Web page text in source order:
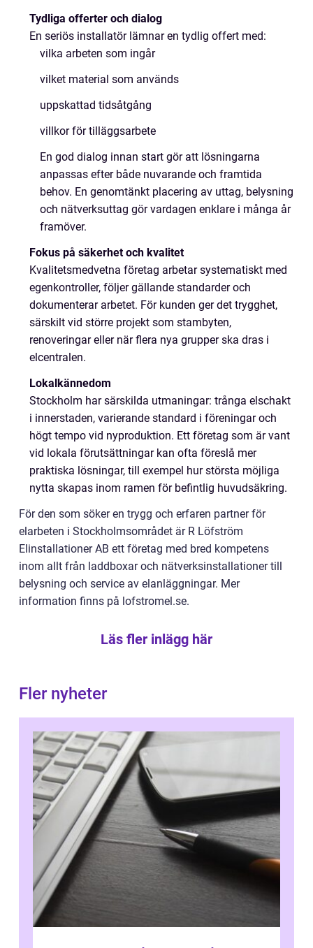
Tydliga offerter och dialog
En seriös installatör lämnar en tydlig offert med:
vilka arbeten som ingår
vilket material som används
uppskattad tidsåtgång
villkor för tilläggsarbete
En god dialog innan start gör att lösningarna
anpassas efter både nuvarande och framtida
behov. En genomtänkt placering av uttag, belysning
och nätverksuttag gör vardagen enklare i många år
framöver.
Fokus på säkerhet och kvalitet
Kvalitetsmedvetna företag arbetar systematiskt med
egenkontroller, följer gällande standarder och
dokumenterar arbetet. För kunden ger det trygghet,
särskilt vid större projekt som stambyten,
renoveringar eller när flera nya grupper ska dras i
elcentralen.
Lokalkännedom
Stockholm har särskilda utmaningar: trånga elschakt
i innerstaden, varierande standard i föreningar och
högt tempo vid nyproduktion. Ett företag som är vant
vid lokala förutsättningar kan ofta föreslå mer
praktiska lösningar, till exempel hur största möjliga
nytta skapas inom ramen för befintlig huvudsäkring.
För den som söker en trygg och erfaren partner för
elarbeten i Stockholmsområdet är R Löfström
Elinstallationer AB ett företag med bred kompetens
inom allt från laddboxar och nätverksinstallationer till
belysning och service av elanläggningar. Mer
information finns på lofstromel.se.
Läs fler inlägg här
Fler nyheter